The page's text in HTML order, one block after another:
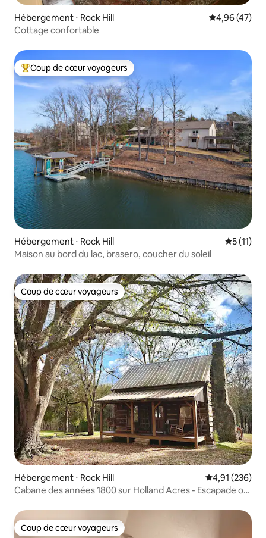
Hébergement ⋅ Rock Hill Évaluation
4,96 (47)
Cottage confortable
Coups de cœur voyageurs les plus appréciés
Coup de cœur voyageurs
Hébergement ⋅ Rock Hill
5 (11)
Maison au bord du lac, brasero, coucher du soleil
Coup de cœur voyageurs
Coup de cœur voyageurs
Hébergement ⋅ Rock Hill Évaluation
4,91 (236)
Cabane des années 1800 sur Holland Acres - Escapade ou
Coup de cœur voyageurs
Coup de cœur voyageurs